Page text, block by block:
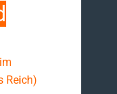
Reich)